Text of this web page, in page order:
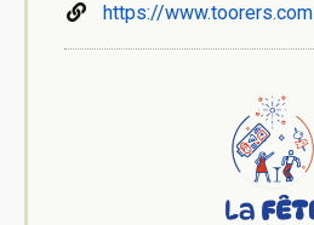
https://www.toorers.com